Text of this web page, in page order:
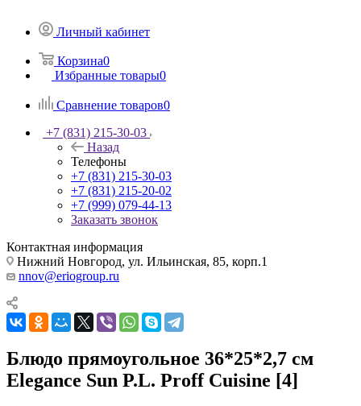
Личный кабинет
Корзина0
Избранные товары0
Сравнение товаров0
+7 (831) 215-30-03
Назад
Телефоны
+7 (831) 215-30-03
+7 (831) 215-20-02
+7 (999) 079-44-13
Заказать звонок
Контактная информация
Нижний Новгород, ул. Ильинская, 85, корп.1
nnov@eriogroup.ru
Блюдо прямоугольное 36*25*2,7 см
Elegance Sun P.L. Proff Cuisine [4]